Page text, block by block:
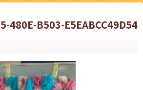
480E-B503-E5EABCC49D54